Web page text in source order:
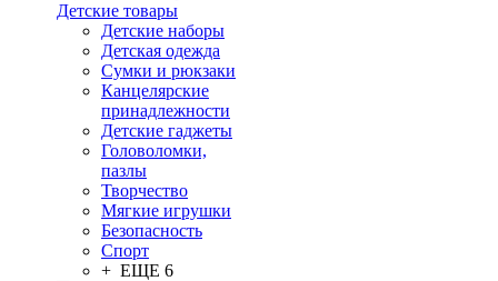
Детские товары
Детские наборы
Детская одежда
Сумки и рюкзаки
Канцелярские
принадлежности
Детские гаджеты
Головоломки,
пазлы
Творчество
Мягкие игрушки
Безопасность
Спорт
+ ЕЩЕ 6